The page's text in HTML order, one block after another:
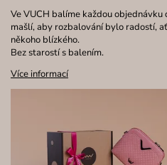
Ve VUCH balíme každou
mašlí, aby rozbalování bylo radostí,
někoho blízkého.
Bez starostí s balením.
Více informací